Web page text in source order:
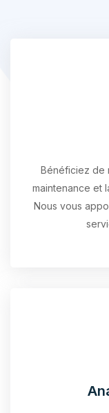
Bénéficiez de
maintenance et
Nous vous